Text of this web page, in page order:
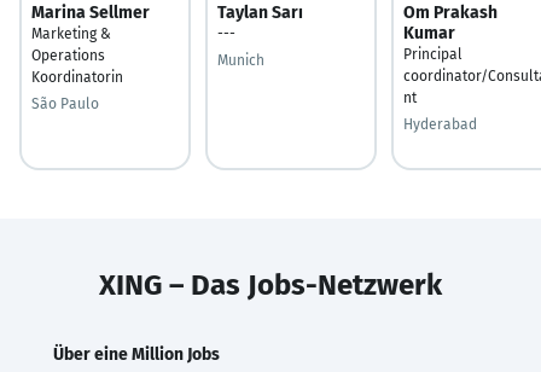
Marina Sellmer
Marketing &
Operations
Koordinatorin
São Paulo
Taylan Sarı
---
Munich
Om Prakash
Kumar
Principal
coordinator/
nt
Hyderabad
XING – Das Jobs-Netzwerk
Über eine Million Jobs